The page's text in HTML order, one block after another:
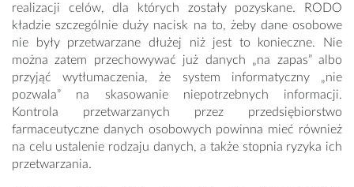
realizacji celów, dla których zostały pozyskane. RODO
kładzie szczególnie duży nacisk na to, żeby dane osobowe
nie były przetwarzane dłużej niż jest to konieczne. Nie
można zatem przechowywać już danych „na zapas” albo
przyjąć wytłumaczenia, że system informatyczny „nie
pozwala” na skasowanie niepotrzebnych informacji.
Kontrola przetwarzanych przez przedsiębiorstwo
farmaceutyczne danych osobowych powinna mieć również
na celu ustalenie rodzaju danych, a także stopnia ryzyka ich
przetwarzania.